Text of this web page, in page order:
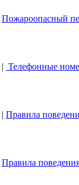
Пожароопасный
| Телефонные
| Правила
Правила